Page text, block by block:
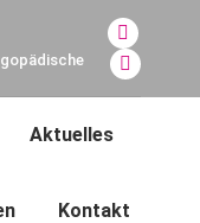
Facebook
page
window
E-
in
Aktuelles
Kontakt